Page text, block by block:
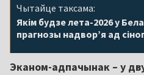
Чытайце таксама:
Якім будзе лета-2026 у
прагнозы надвор’я ад
Эканом-адпачынак – у